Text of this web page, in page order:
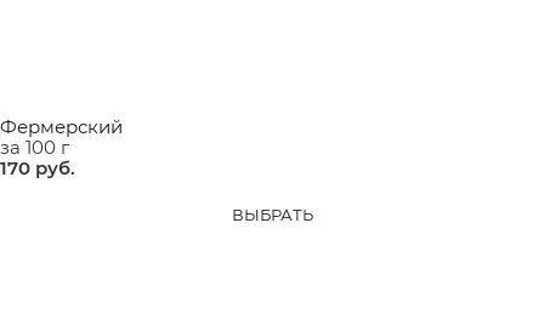
Фермерский
за 100 г
170 руб.
ВЫБРАТЬ